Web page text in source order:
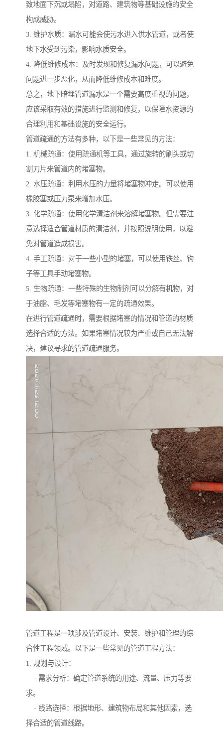
致地面下沉或塌陷，对道路、建筑物等基础设施的安全
构成威胁。
3. 维护水质：漏水可能会使污水进入供水管道，或者使
地下水受到污染，影响水质安全。
4. 降低维修成本：及时发现和修复漏水问题，可以避免
问题进一步恶化，从而降低维修成本和难度。
总之，地下暗埋管道漏水是一个需要高度重视的问题，
应该采取有效的措施进行监测和修复，以保障水资源的
合理利用和基础设施的安全运行。
管道疏通的方法有多种，以下是一些常见的方法：
1. 机械疏通：使用疏通机等工具，通过旋转的刷头或切
割刀片来管道内的堵塞物。
2. 水压疏通：利用水压的力量将堵塞物冲走。可以使用
橡胶塞或压力泵来增加水压。
3. 化学疏通：使用化学清洁剂来溶解堵塞物。但需要注
意选择适合管道材质的清洁剂，并按照说明使用，以避
免对管道造成损害。
4. 手工疏通：对于一些小型的堵塞，可以使用铁丝、钩
子等工具手动堵塞物。
5. 生物疏通：一些特殊的生物制剂可以分解有机物，对
于油脂、毛发等堵塞物有一定的疏通效果。
在进行管道疏通时，需要根据堵塞的情况和管道的材质
选择合适的方法。如果堵塞情况较为严重或自己无法解
决，建议寻求的管道疏通服务。
管道工程是一项涉及管道设计、安装、维护和管理的综
合性工程领域。以下是一些常见的管道工程方法：
1. 规划与设计：
- 需求分析：确定管道系统的用途、流量、压力等要
求。
- 线路选择：根据地形、建筑物布局和其他因素，选
择合适的管道线路。